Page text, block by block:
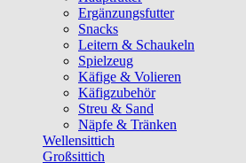
Ergänzungsfutter
Snacks
Leitern & Schaukeln
Spielzeug
Käfige & Volieren
Käfigzubehör
Streu & Sand
Näpfe & Tränken
Wellensittich
Großsittich